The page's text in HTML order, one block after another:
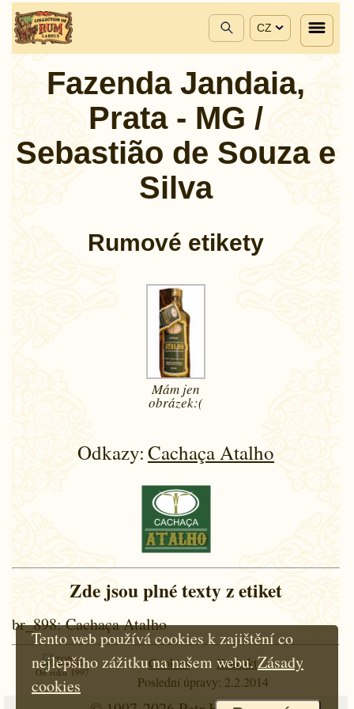
CZ
Fazenda Jandaia,
Prata - MG /
Sebastião de Souza e
Silva
Rumové etikety
Mám jen
obrázek:(
Odkazy:Cachaça Atalho
Zde jsou plné texty z etiket
br_898: Cachaça Atalho
Od roku 1997
Cookies
Kontakt
Poslední úpravy: 2.2.2014
Tento web používá cookies k zajištění co
nejlepšího zážitku na našem webu.Zásady
cookies